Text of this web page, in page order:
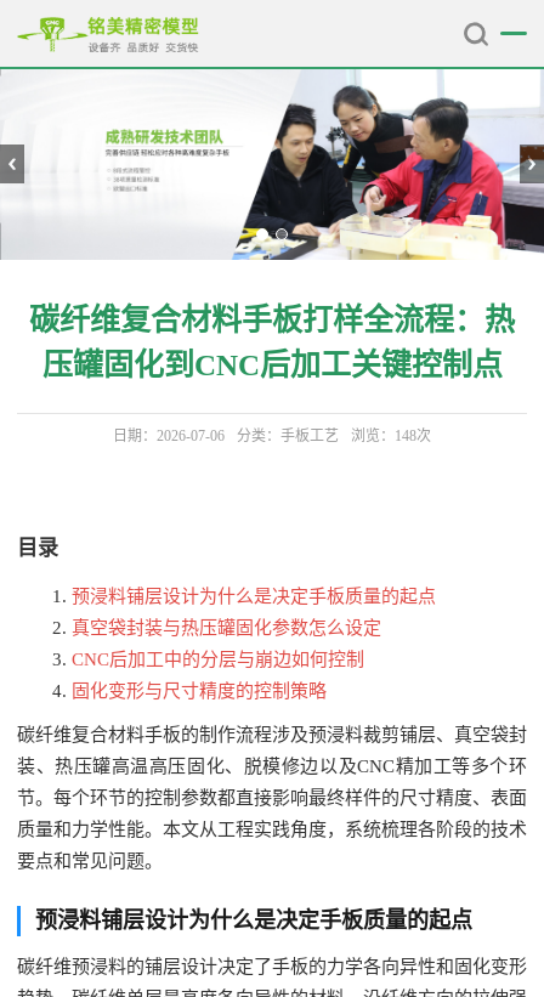
碳纤维复合材料手板打样全流程：热
压罐固化到CNC后加工关键控制点
日期：2026-07-06 分类： 手板工艺 浏览：148次
目录
预浸料铺层设计为什么是决定手板质量的起点
真空袋封装与热压罐固化参数怎么设定
CNC后加工中的分层与崩边如何控制
固化变形与尺寸精度的控制策略
碳纤维复合材料手板的制作流程涉及预浸料裁剪铺层、真空袋封
装、热压罐高温高压固化、脱模修边以及CNC精加工等多个环
节。每个环节的控制参数都直接影响最终样件的尺寸精度、表面
质量和力学性能。本文从工程实践角度，系统梳理各阶段的技术
要点和常见问题。
预浸料铺层设计为什么是决定手板质量的起点
碳纤维预浸料的铺层设计决定了手板的力学各向异性和固化变形